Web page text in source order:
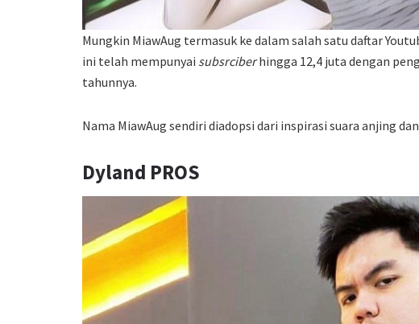
Mungkin MiawAug termasuk ke dalam salah satu daftar
ini telah mempunyai subsrciberhingga 12,4 juta dengan
tahunnya.
Nama MiawAug sendiri diadopsi dari inspirasi suara anjing
Dyland PROS